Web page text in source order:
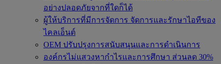
อย่างปลอดภัยจากที่ใดก็ได้
ผู้ให้บริการที่มีการจัดการ จัดการและรักษาไอทีของ
ไคลเอ็นต์
OEM ปรับปรุงการสนับสนุนและการดำเนินการ
องค์กรไม่แสวงหากำไรและการศึกษา ส่วนลด 30%